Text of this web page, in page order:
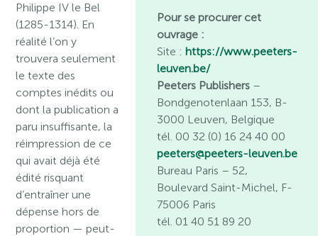
Philippe IV le Bel
(1285-1314). En
réalité l’on y
trouvera seulement
le texte des
comptes inédits ou
dont la publication a
paru insuffisante, la
réimpression de ce
qui avait déjà été
édité risquant
d’entraîner une
dépense hors de
proportion — peut-
Pour se procurer cet
ouvrage :
Site : https://www.peeters-
leuven.be/
Peeters Publishers –
Bondgenotenlaan 153, B-
3000 Leuven, Belgique
tél. 00 32 (0) 16 24 40 00
peeters@peeters-leuven.be
Bureau Paris – 52,
Boulevard Saint-Michel, F-
75006 Paris
tél. 01 40 51 89 20